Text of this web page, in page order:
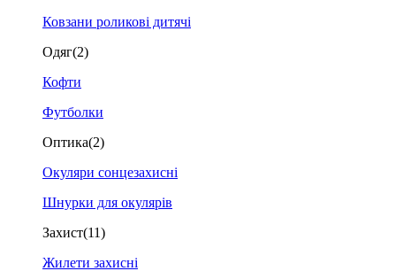
Ковзани роликові дитячі
Одяг(2)
Кофти
Футболки
Оптика(2)
Окуляри сонцезахисні
Шнурки для окулярів
Захист(11)
Жилети захисні